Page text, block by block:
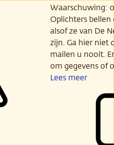
Waarschuwing:
Oplichters
alsof ze van De
zijn. Ga hier niet
mailen u nooit.
om gegevens of
Lees meer